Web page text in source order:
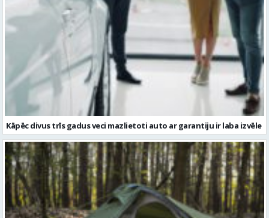
Kāpēc divus trīs gadus veci mazlietoti auto ar garantiju ir laba izvēle